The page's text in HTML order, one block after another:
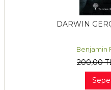
DARWIN
Benjamin
200,00